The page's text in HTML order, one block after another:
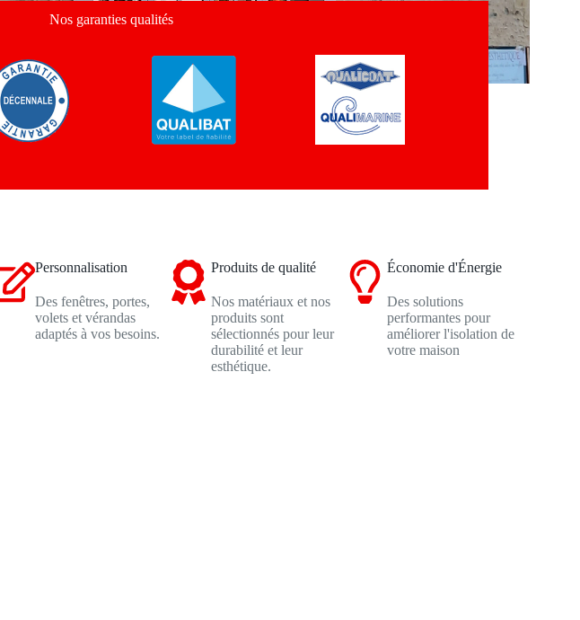
Nos garanties qualités
Personnalisation
Des fenêtres, portes,
volets et vérandas
adaptés à vos besoins.
Produits de qualité
Nos matériaux et nos
produits sont
sélectionnés pour leur
durabilité et leur
esthétique.
Économie d'Énergie
Des solutions
performantes pour
améliorer l'isolation de
votre maison